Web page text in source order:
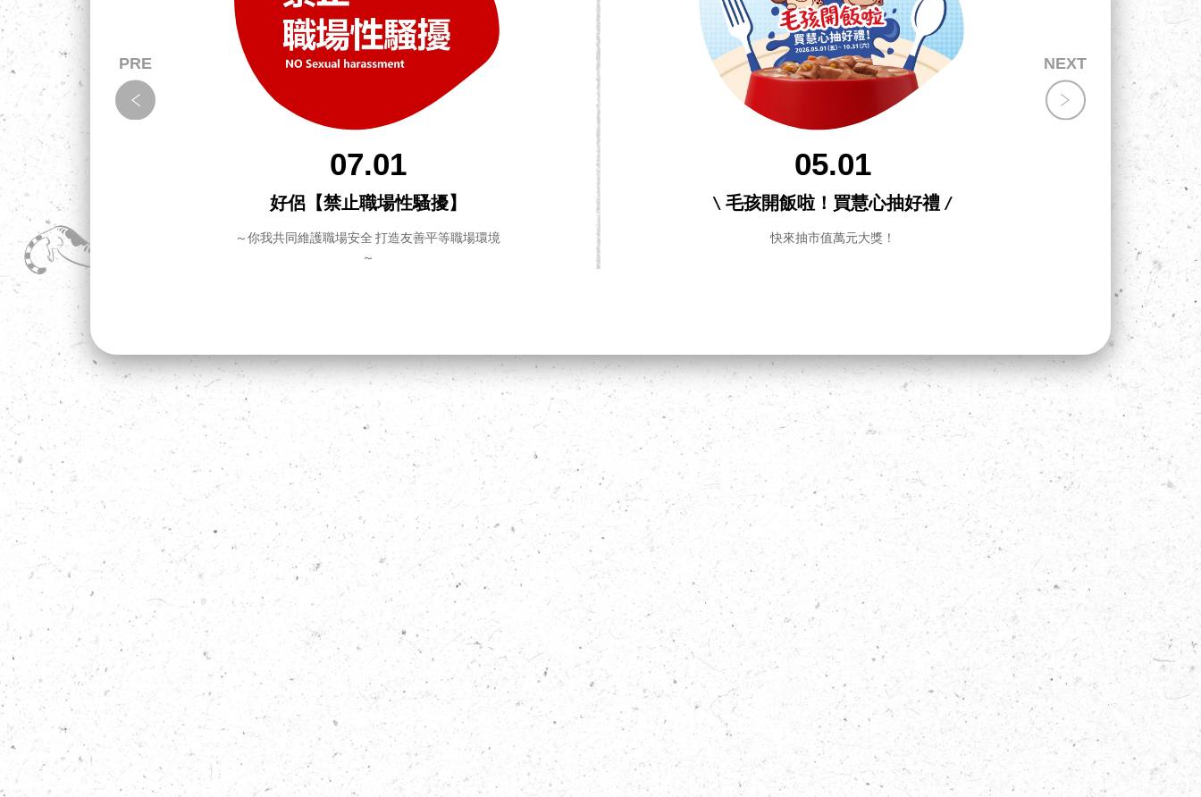
怎
事情
07.01
好侶【禁止職場性騷擾】
～你我共同維護職場安全 打造友善平等職場環境
～
05.01
\ 毛孩開飯啦！買慧心抽好禮 /
快來抽市值萬元大獎！